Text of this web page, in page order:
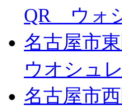
QR ウォ
名古屋市
ウオシュ
名古屋市